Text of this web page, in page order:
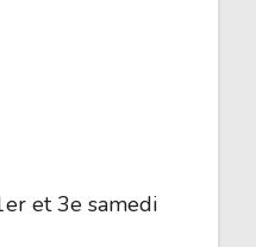
et 3e samedi